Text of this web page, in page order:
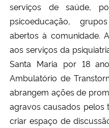
serviços de saúde,
psicoeducação,
abertos à comunidade.
aos serviços da
Santa Maria por 18
Ambulatório de
abrangem ações de
agravos causados pelos
criar espaço de